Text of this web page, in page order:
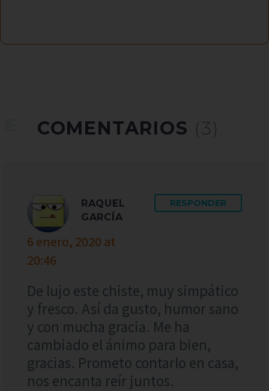
COMENTARIOS (3)
RAQUEL
GARCÍA
6 enero, 2020 at
20:46
RESPONDER
De lujo este chiste, muy simpático
y fresco. Así da gusto, humor sano
y con mucha gracia. Me ha
cambiado el ánimo para bien,
gracias. Prometo contarlo en casa,
nos encanta reír juntos.